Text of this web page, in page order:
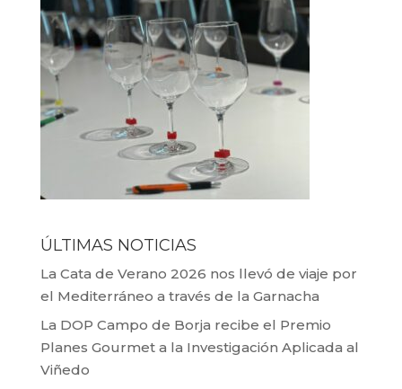
ÚLTIMAS NOTICIAS
La Cata de Verano 2026 nos llevó de viaje por
el Mediterráneo a través de la Garnacha
La DOP Campo de Borja recibe el Premio
Planes Gourmet a la Investigación Aplicada al
Viñedo